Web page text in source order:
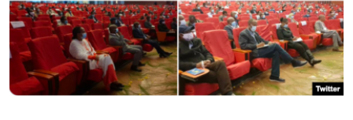
ቂሔ ጽልሚ
ቋንቋታት